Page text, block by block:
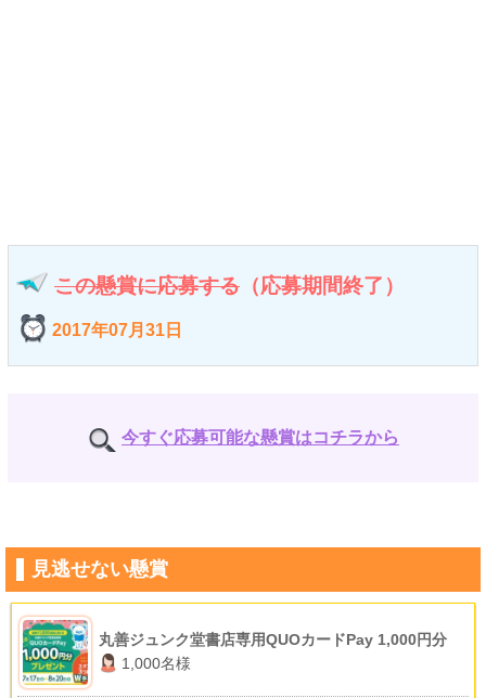
この懸賞に応募する （応募期間終了）
2017年07月31日
今すぐ応募可能な懸賞はコチラから
見逃せない懸賞
丸善ジュンク堂書店専用QUOカードPay 1,000円分
1,000名様